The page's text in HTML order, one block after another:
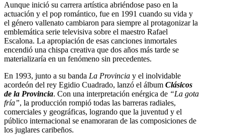
Aunque inició su carrera artística abriéndose paso en la
actuación y el pop romántico, fue en 1991 cuando su vida y
el género vallenato cambiaron para siempre al protagonizar la
emblemática serie televisiva sobre el maestro Rafael
Escalona. La apropiación de esas canciones inmortales
encendió una chispa creativa que dos años más tarde se
materializaría en un fenómeno sin precedentes.
En 1993, junto a su banda La Provincia y el inolvidable
acordeón del rey Egidio Cuadrado, lanzó el álbum Clásicos
de la Provincia. Con una interpretación enérgica de “La gota
fría”, la producción rompió todas las barreras radiales,
comerciales y geográficas, logrando que la juventud y el
público internacional se enamoraran de las composiciones de
los juglares caribeños.